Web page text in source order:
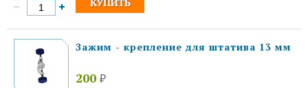
Зажим - крепление для штатива 13 мм
200 ₽